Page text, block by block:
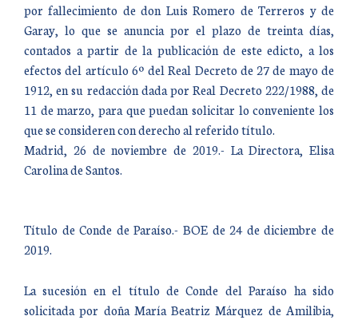
por fallecimiento de don Luis Romero de Terreros y de
Garay, lo que se anuncia por el plazo de treinta días,
contados a partir de la publicación de este edicto, a los
efectos del artículo 6º del Real Decreto de 27 de mayo de
1912, en su redacción dada por Real Decreto 222/1988, de
11 de marzo, para que puedan solicitar lo conveniente los
que se consideren con derecho al referido título.
Madrid, 26 de noviembre de 2019.- La Directora, Elisa
Carolina de Santos.
Título de Conde de Paraíso.- BOE de 24 de diciembre de
2019.
La sucesión en el título de Conde del Paraíso ha sido
solicitada por doña María Beatriz Márquez de Amilibia,